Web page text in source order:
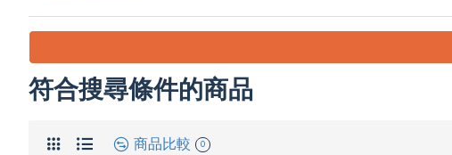
符合搜尋條件的商品
商品比較 0